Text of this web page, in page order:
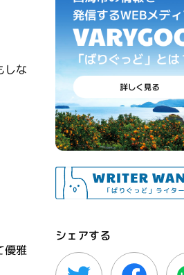
しな
優雅
シェアする